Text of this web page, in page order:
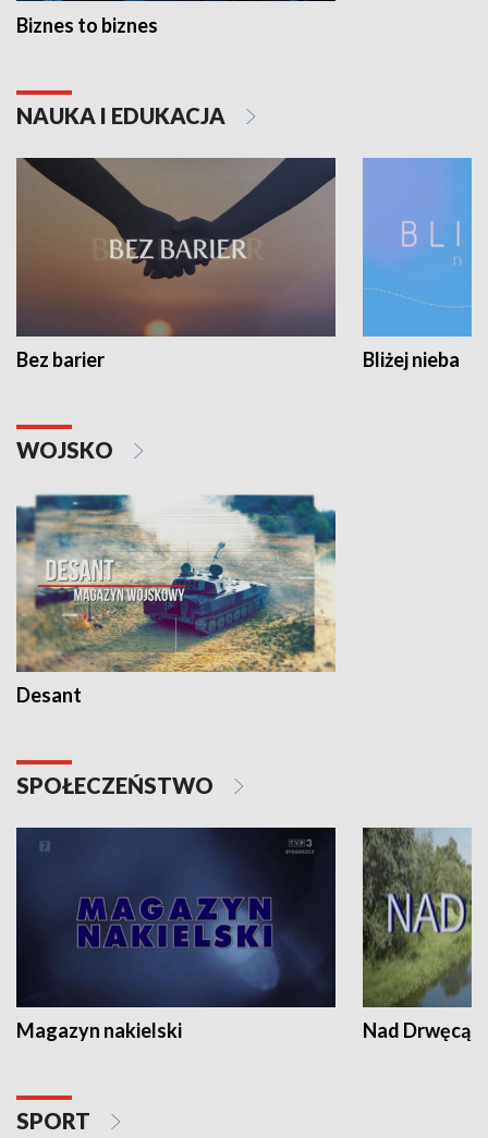
Biznes to biznes
NAUKA I EDUKACJA
Bez barier Bliżej nieba
WOJSKO
Desant
SPOŁECZEŃSTWO
Magazyn nakielski Nad Drwęcą
SPORT